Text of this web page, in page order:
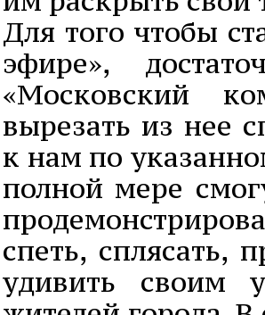
Для того чтобы
эфире»,
«Московский
вырезать из нее
к нам по
полной мере
спеть, сплясать,
удивить своим